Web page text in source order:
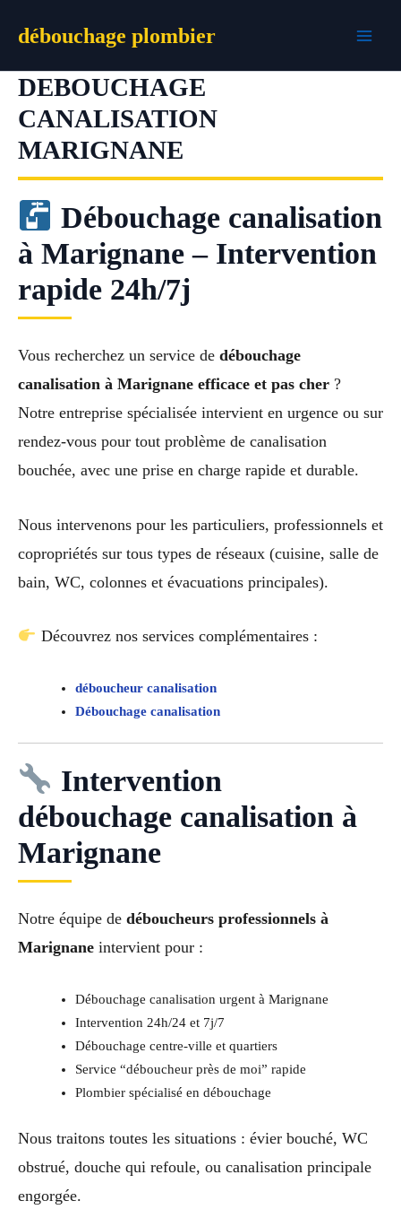
débouchage plombier
DEBOUCHAGE
CANALISATION
MARIGNANE
Débouchage canalisation
à Marignane – Intervention
rapide 24h/7j
Vous recherchez un service de débouchage
canalisation à Marignane efficace et pas cher ?
Notre entreprise spécialisée intervient en urgence ou sur
rendez-vous pour tout problème de canalisation
bouchée, avec une prise en charge rapide et durable.
Nous intervenons pour les particuliers, professionnels et
copropriétés sur tous types de réseaux (cuisine, salle de
bain, WC, colonnes et évacuations principales).
Découvrez nos services complémentaires :
déboucheur canalisation
Débouchage canalisation
Intervention
débouchage canalisation à
Marignane
Notre équipe de déboucheurs professionnels à
Marignane intervient pour :
Débouchage canalisation urgent à Marignane
Intervention 24h/24 et 7j/7
Débouchage centre-ville et quartiers
Service “déboucheur près de moi” rapide
Plombier spécialisé en débouchage
Nous traitons toutes les situations : évier bouché, WC
obstrué, douche qui refoule, ou canalisation principale
engorgée.